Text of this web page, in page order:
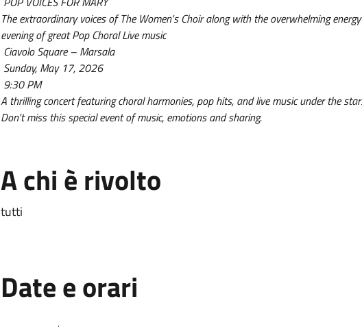
The extraordinary voices of The Women's Choir along with the overwhelming
evening of great Pop Choral Live music
Ciavolo Square – Marsala
Sunday, May 17, 2026
9:30 PM
A thrilling concert featuring choral harmonies, pop hits, and live music under the
Don't miss this special event of music, emotions and sharing.
A chi è rivolto
tutti
Date e orari